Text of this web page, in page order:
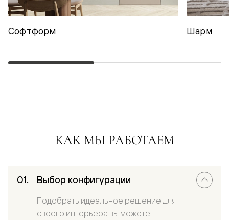
Софтформ Шарм
КАК МЫ РАБОТАЕМ
Выбор конфигурации
Подобрать идеальное решение для
своего интерьера вы можете